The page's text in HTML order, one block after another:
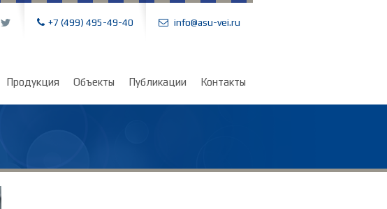
L +7 (499) 495-49-40 info@asu-vei.ru
Продукция Объекты Публикации Контакты